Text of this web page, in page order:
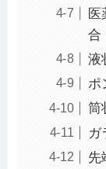
医
合
液
ポ
筒
ガ
先